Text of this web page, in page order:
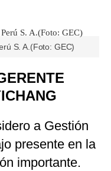
S. A.(Foto: GEC)
a Gestión
presente en la
importante.